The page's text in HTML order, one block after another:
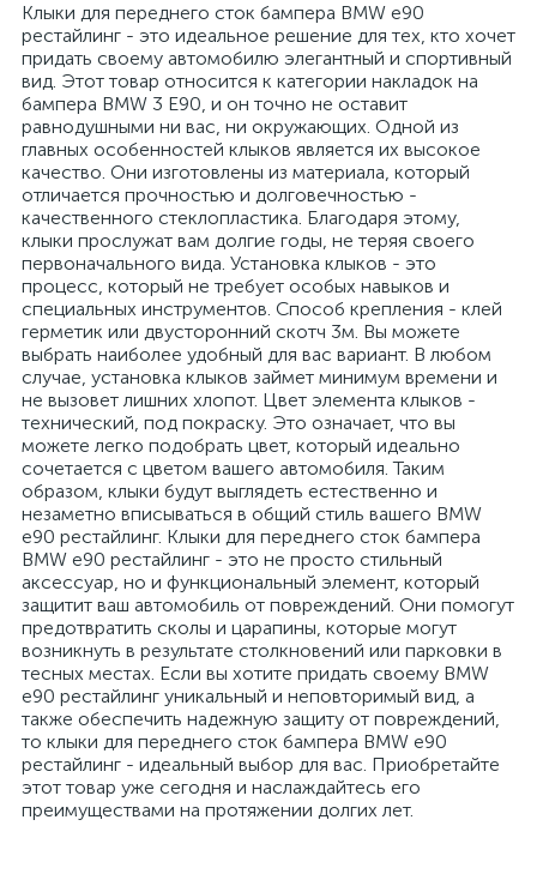
Клыки для переднего сток бампера BMW е90
рестайлинг - это идеальное решение для тех, кто хочет
придать своему автомобилю элегантный и спортивный
вид. Этот товар относится к категории накладок на
бампера BMW 3 Е90, и он точно не оставит
равнодушными ни вас, ни окружающих. Одной из
главных особенностей клыков является их высокое
качество. Они изготовлены из материала, который
отличается прочностью и долговечностью -
качественного стеклопластика. Благодаря этому,
клыки прослужат вам долгие годы, не теряя своего
первоначального вида. Установка клыков - это
процесс, который не требует особых навыков и
специальных инструментов. Способ крепления - клей
герметик или двусторонний скотч 3м. Вы можете
выбрать наиболее удобный для вас вариант. В любом
случае, установка клыков займет минимум времени и
не вызовет лишних хлопот. Цвет элемента клыков -
технический, под покраску. Это означает, что вы
можете легко подобрать цвет, который идеально
сочетается с цветом вашего автомобиля. Таким
образом, клыки будут выглядеть естественно и
незаметно вписываться в общий стиль вашего BMW
е90 рестайлинг. Клыки для переднего сток бампера
BMW е90 рестайлинг - это не просто стильный
аксессуар, но и функциональный элемент, который
защитит ваш автомобиль от повреждений. Они помогут
предотвратить сколы и царапины, которые могут
возникнуть в результате столкновений или парковки в
тесных местах. Если вы хотите придать своему BMW
е90 рестайлинг уникальный и неповторимый вид, а
также обеспечить надежную защиту от повреждений,
то клыки для переднего сток бампера BMW е90
рестайлинг - идеальный выбор для вас. Приобретайте
этот товар уже сегодня и наслаждайтесь его
преимуществами на протяжении долгих лет.